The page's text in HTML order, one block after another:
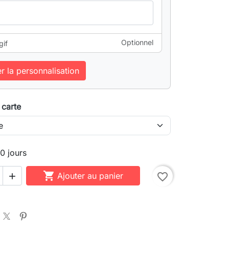
Optionnel
la personnalisation
jours
  Ajouter au panier favorite_border